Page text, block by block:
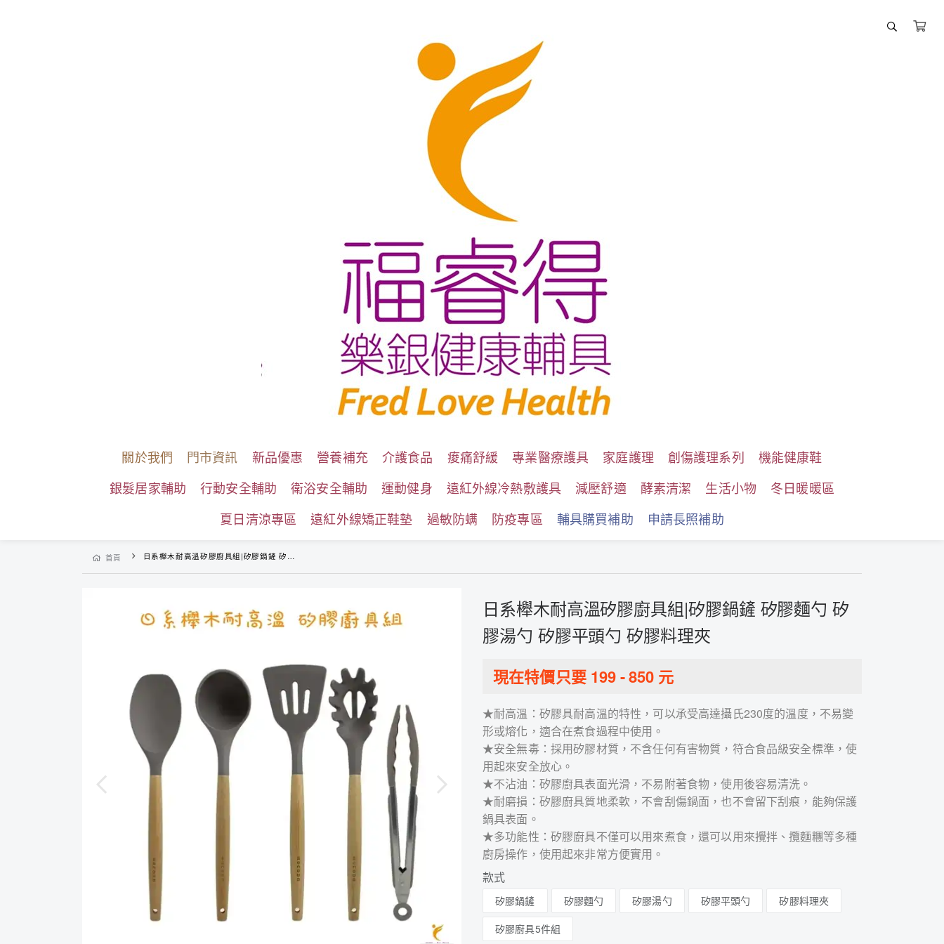
關於我們 門市資訊 新品優惠 營養補充 介護食品 痠痛舒緩 專業醫療護具 家庭護理 創傷護理系列
機能健康鞋
銀髮居家輔助
行動安全輔助 衛浴安全輔助 運動健身 遠紅外線冷熱敷護具 減壓舒適 酵素清潔 生活小物
冬日暖暖區
夏日清涼專區
遠紅外線矯正鞋墊 過敏防螨 防疫專區 輔具購買補助 申請長照補助
首頁 日系櫸木耐高溫矽膠廚具組|矽膠鍋鏟 矽膠麵勺 矽膠湯勺 矽膠平頭勺 矽膠料理夾
日系櫸木耐高溫矽膠廚具組|矽膠鍋鏟 矽膠麵勺 矽
膠湯勺 矽膠平頭勺 矽膠料理夾
現在特價只要 199-850 元
★耐高溫：矽膠具耐高溫的特性，可以承受高達攝氏230度的溫度，不易變
形或熔化，適合在煮食過程中使用。
★安全無毒：採用矽膠材質，不含任何有害物質，符合食品級安全標準，使
用起來安全放心。
★不沾油：矽膠廚具表面光滑，不易附著食物，使用後容易清洗。
★耐磨損：矽膠廚具質地柔軟，不會刮傷鍋面，也不會留下刮痕，能夠保護
鍋具表面。
★多功能性：矽膠廚具不僅可以用來煮食，還可以用來攪拌、攬麵糰等多種
廚房操作，使用起來非常方便實用。
款式
矽膠鍋鏟 矽膠麵勺 矽膠湯勺 矽膠平頭勺
矽膠料理夾
矽膠廚具5件組